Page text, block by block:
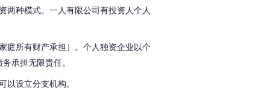
两种模式。 一人有限公司有投资人个人
庭所有财产承担）。 个人独资企业以个
承担无限责任。
以设立分支机构。